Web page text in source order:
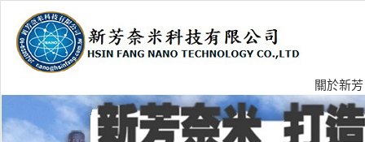
關於新芳